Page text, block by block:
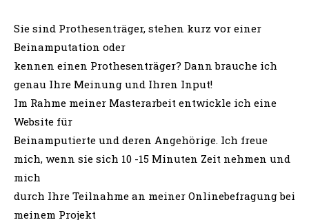
Sie sind Prothesenträger, stehen kurz vor einer
Beinamputation oder
kennen einen Prothesenträger? Dann brauche ich
genau Ihre Meinung und Ihren Input!
Im Rahme meiner Masterarbeit entwickle ich eine
Website für
Beinamputierte und deren Angehörige. Ich freue
mich, wenn sie sich 10 -15 Minuten Zeit nehmen und
mich
durch Ihre Teilnahme an meiner Onlinebefragung bei
meinem Projekt